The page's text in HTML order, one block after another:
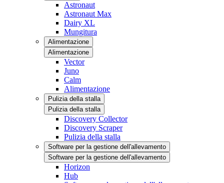
Astronaut
Astronaut Max
Dairy XL
Mungitura
Alimentazione
Alimentazione
Vector
Juno
Calm
Alimentazione
Pulizia della stalla
Pulizia della stalla
Discovery Collector
Discovery Scraper
Pulizia della stalla
Software per la gestione dell'allevamento
Software per la gestione dell'allevamento
Horizon
Hub